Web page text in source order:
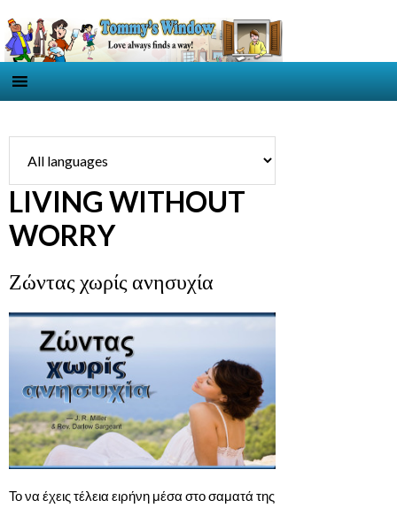
LIVING WITHOUT
WORRY
Ζώντας χωρίς ανησυχία
Το να έχεις τέλεια ειρήνη μέσα στο σαματά της